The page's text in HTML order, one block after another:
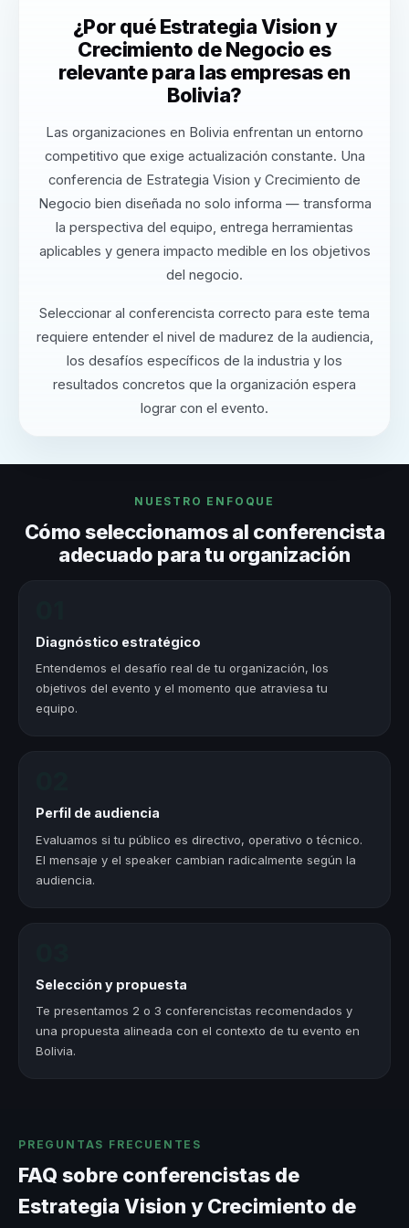
¿Por qué Estrategia Vision y
Crecimiento de Negocio es
relevante para las empresas en
Bolivia?
Las organizaciones en Bolivia enfrentan un entorno
competitivo que exige actualización constante. Una
conferencia de Estrategia Vision y Crecimiento de
Negocio bien diseñada no solo informa — transforma
la perspectiva del equipo, entrega herramientas
aplicables y genera impacto medible en los objetivos
del negocio.
Seleccionar al conferencista correcto para este tema
requiere entender el nivel de madurez de la audiencia,
los desafíos específicos de la industria y los
resultados concretos que la organización espera
lograr con el evento.
NUESTRO ENFOQUE
Cómo seleccionamos al conferencista
adecuado para tu organización
Diagnóstico estratégico
Entendemos el desafío real de tu organización, los
objetivos del evento y el momento que atraviesa tu
equipo.
Perfil de audiencia
Evaluamos si tu público es directivo, operativo o técnico.
El mensaje y el speaker cambian radicalmente según la
audiencia.
Selección y propuesta
Te presentamos 2 o 3 conferencistas recomendados y
una propuesta alineada con el contexto de tu evento en
Bolivia.
PREGUNTAS FRECUENTES
FAQ sobre conferencistas de
Estrategia Vision y Crecimiento de